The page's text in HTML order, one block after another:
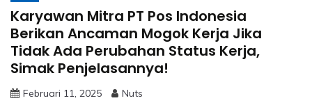
Karyawan Mitra PT Pos Indonesia
Berikan Ancaman Mogok Kerja Jika
Tidak Ada Perubahan Status Kerja,
Simak Penjelasannya!
Februari 11, 2025 Nuts